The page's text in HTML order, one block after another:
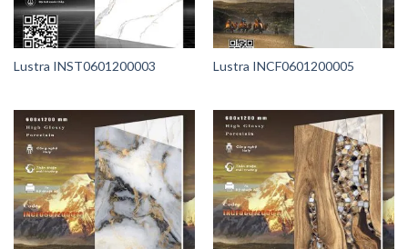
Lustra INST0601200003 Lustra INCF0601200005